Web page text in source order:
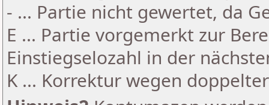
- ... Partie nicht gewertet, da
E ... Partie vorgemerkt zur
Einstiegselozahl in der
K ... Korrektur wegen